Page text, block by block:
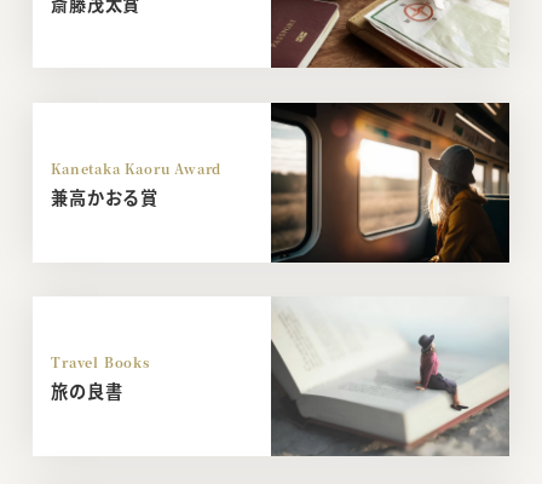
Kanetaka Kaoru Award
兼高かおる賞
Travel Books
旅の良書